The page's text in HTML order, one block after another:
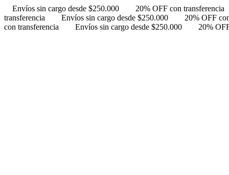
Envíos sin cargo desde $250.000 20% OFF con transferencia
transferencia
Envíos sin cargo desde $250.000 20% OFF
con transferencia
Envíos sin cargo desde $250.000 20%